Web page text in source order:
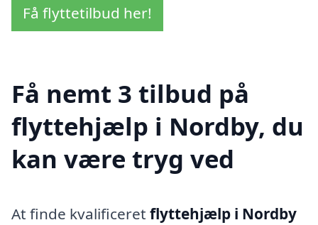
Få flyttetilbud her!
Få nemt 3 tilbud på
flyttehjælp i Nordby, du
kan være tryg ved
At finde kvalificeret flyttehjælp i Nordby